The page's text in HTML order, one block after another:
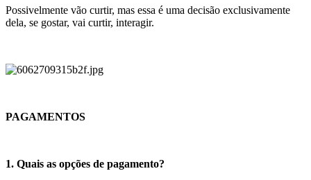
Possivelmente vão curtir, mas essa é uma decisão exclusivamente
dela, se gostar, vai curtir, interagir.
PAGAMENTOS
1. Quais as opções de pagamento?